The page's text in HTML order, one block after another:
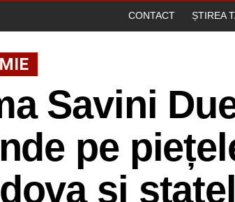
CONTACT ȘTIREA
Savini
pe
și